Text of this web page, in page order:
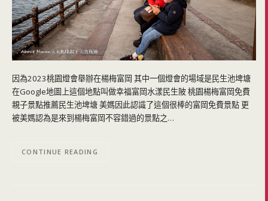
因為2023桃園燈會舉辦在楊梅富岡 其中一個燈會的場域是民生池埤塘
在Google地圖上這個地點叫做幸福富岡水漾民生陂 桃園楊梅富岡免費
親子景點推薦民生池埤塘 美媽因此認識了這個很棒的富岡免費景點 更
被美媽認為是來到楊梅富岡不容錯過的景點之…
CONTINUE READING